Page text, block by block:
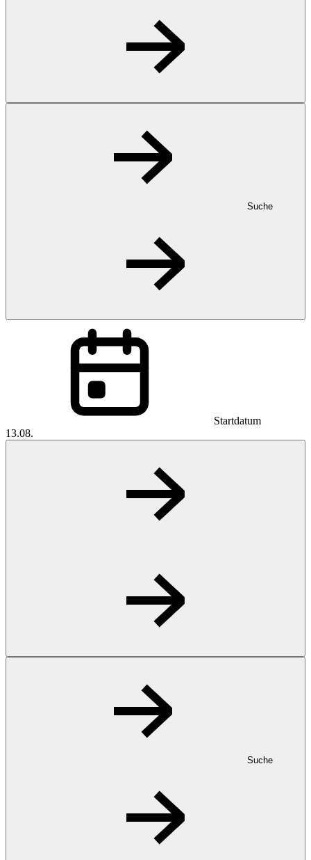
Suche
Startdatum
13.08.
Suche